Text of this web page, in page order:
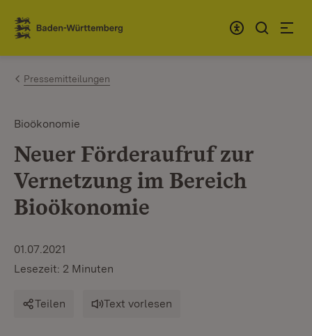
Zum Inhalt springen
Link zur Startseite
Pressemitteilungen
Bioökonomie
Neuer Förderaufruf zur
Vernetzung im Bereich
Bioökonomie
01.07.2021
Lesezeit: 2 Minuten
Teilen Text vorlesen